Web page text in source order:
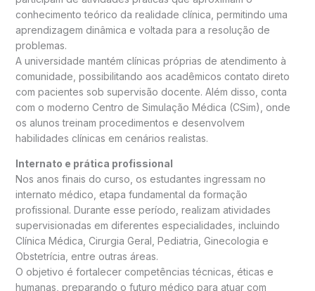
conhecimento teórico da realidade clínica, permitindo uma
aprendizagem dinâmica e voltada para a resolução de
problemas.
A universidade mantém clínicas próprias de atendimento à
comunidade, possibilitando aos acadêmicos contato direto
com pacientes sob supervisão docente. Além disso, conta
com o moderno Centro de Simulação Médica (CSim), onde
os alunos treinam procedimentos e desenvolvem
habilidades clínicas em cenários realistas.
Internato e prática profissional
Nos anos finais do curso, os estudantes ingressam no
internato médico, etapa fundamental da formação
profissional. Durante esse período, realizam atividades
supervisionadas em diferentes especialidades, incluindo
Clínica Médica, Cirurgia Geral, Pediatria, Ginecologia e
Obstetrícia, entre outras áreas.
O objetivo é fortalecer competências técnicas, éticas e
humanas, preparando o futuro médico para atuar com